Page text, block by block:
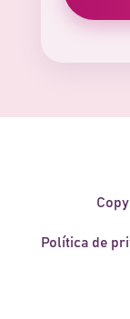
Política de